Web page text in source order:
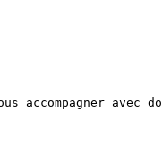
accompagner avec